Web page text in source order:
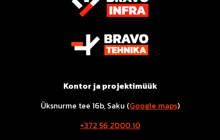
Kontor ja projektimüük
Üksnurme tee 16b, Saku (Google maps)
+372 56 2000 10